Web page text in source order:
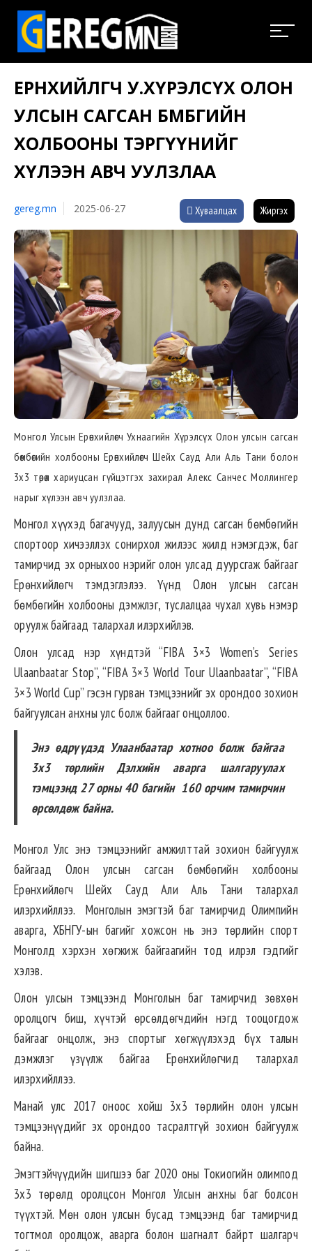
ЕРӨНХИЙЛӨГЧ У.ХҮРЭЛСҮХ ОЛОН
УЛСЫН САГСАН БӨМБӨГИЙН
ХОЛБООНЫ ТЭРГҮҮНИЙГ
ХҮЛЭЭН АВЧ УУЛЗЛАА
gereg.mn 2025-06-27 Хуваалцах Жиргэх
Монгол Улсын Ерөнхийлөгч Ухнаагийн Хүрэлсүх Олон улсын сагсан
бөмбөгийн холбооны Ерөнхийлөгч Шейх Сауд Али Аль Тани болон
3х3 төрөл хариуцсан гүйцэтгэх захирал Алекс Санчес Моллингер
нарыг хүлээн авч уулзлаа.
Монгол хүүхэд багачууд, залуусын дунд сагсан бөмбөгийн
спортоор хичээллэх сонирхол жилээс жилд нэмэгдэж, баг
тамирчид эх орныхоо нэрийг олон улсад дуурсгаж байгааг
Ерөнхийлөгч тэмдэглэлээ. Үүнд Олон улсын сагсан
бөмбөгийн холбооны дэмжлэг, туслалцаа чухал хувь нэмэр
оруулж байгаад талархал илэрхийлэв.
Олон улсад нэр хүндтэй “FIBA 3×3 Women’s Series
Ulaanbaatar Stop”, “FIBA 3×3 World Tour Ulaanbaatar”, “FIBA
3×3 World Cup” гэсэн гурван тэмцээнийг эх орондоо зохион
байгуулсан анхны улс болж байгааг онцоллоо.
Энэ өдрүүдэд Улаанбаатар хотноо болж байгаа
3х3 төрлийн Дэлхийн аварга шалгаруулах
тэмцээнд 27 орны 40 багийн 160 орчим тамирчин
өрсөлдөж байна.
Монгол Улс энэ тэмцээнийг амжилттай зохион байгуулж
байгаад Олон улсын сагсан бөмбөгийн холбооны
Ерөнхийлөгч Шейх Сауд Али Аль Тани талархал
илэрхийллээ. Монголын эмэгтэй баг тамирчид Олимпийн
аварга, ХБНГУ-ын багийг хожсон нь энэ төрлийн спорт
Монголд хэрхэн хөгжиж байгаагийн тод илрэл гэдгийг
хэлэв.
Олон улсын тэмцээнд Монголын баг тамирчид зөвхөн
оролцогч биш, хүчтэй өрсөлдөгчдийн нэгд тооцогдож
байгааг онцолж, энэ спортыг хөгжүүлэхэд бүх талын
дэмжлэг үзүүлж байгаа Ерөнхийлөгчид талархал
илэрхийллээ.
Манай улс 2017 оноос хойш 3х3 төрлийн олон улсын
тэмцээнүүдийг эх орондоо тасралтгүй зохион байгуулж
байна.
Эмэгтэйчүүдийн шигшээ баг 2020 оны Токиогийн олимпод
3х3 төрөлд оролцсон Монгол Улсын анхны баг болсон
түүхтэй. Мөн олон улсын бусад тэмцээнд баг тамирчид
тогтмол оролцож, аварга болон шагналт байрт шалгарч